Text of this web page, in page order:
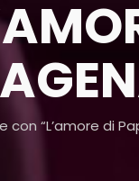
“L’amore di